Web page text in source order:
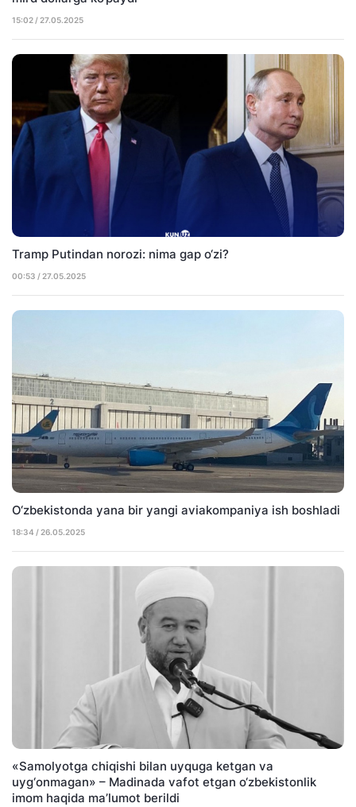
15:02 / 27.05.2025
Tramp Putindan norozi: nima gap o‘zi?
00:53 / 27.05.2025
O‘zbekistonda yana bir yangi aviakompaniya ish boshladi
18:34 / 26.05.2025
«Samolyotga chiqishi bilan uyquga ketgan va
uyg‘onmagan» – Madinada vafot etgan o‘zbekistonlik
imom haqida ma’lumot berildi